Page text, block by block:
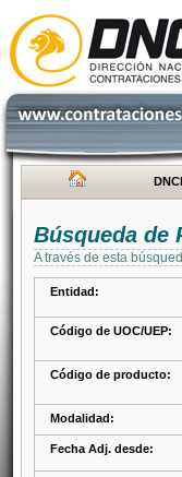
Búsqueda de
A través de esta
Entidad:
Código de UOC/UEP:
Código de producto:
Modalidad:
Fecha Adj. desde: